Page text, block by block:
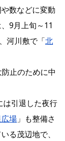
数などに変動
9月上旬～11
河川敷で「北
止のために中
は引退した夜行
場 」も整備さ
る茂辺地で、